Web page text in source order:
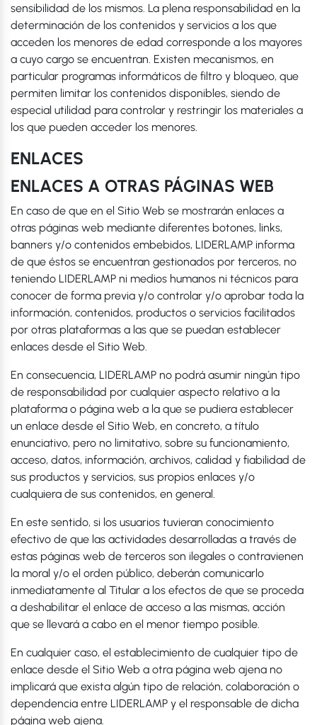
sensibilidad de los mismos. La plena responsabilidad en la
determinación de los contenidos y servicios a los que
acceden los menores de edad corresponde a los mayores
a cuyo cargo se encuentran. Existen mecanismos, en
particular programas informáticos de filtro y bloqueo, que
permiten limitar los contenidos disponibles, siendo de
especial utilidad para controlar y restringir los materiales a
los que pueden acceder los menores.
ENLACES
ENLACES A OTRAS PÁGINAS WEB
En caso de que en el Sitio Web se mostrarán enlaces a
otras páginas web mediante diferentes botones, links,
banners y/o contenidos embebidos, LIDERLAMP informa
de que éstos se encuentran gestionados por terceros, no
teniendo LIDERLAMP ni medios humanos ni técnicos para
conocer de forma previa y/o controlar y/o aprobar toda la
información, contenidos, productos o servicios facilitados
por otras plataformas a las que se puedan establecer
enlaces desde el Sitio Web.
En consecuencia, LIDERLAMP no podrá asumir ningún tipo
de responsabilidad por cualquier aspecto relativo a la
plataforma o página web a la que se pudiera establecer
un enlace desde el Sitio Web, en concreto, a título
enunciativo, pero no limitativo, sobre su funcionamiento,
acceso, datos, información, archivos, calidad y fiabilidad de
sus productos y servicios, sus propios enlaces y/o
cualquiera de sus contenidos, en general.
En este sentido, si los usuarios tuvieran conocimiento
efectivo de que las actividades desarrolladas a través de
estas páginas web de terceros son ilegales o contravienen
la moral y/o el orden público, deberán comunicarlo
inmediatamente al Titular a los efectos de que se proceda
a deshabilitar el enlace de acceso a las mismas, acción
que se llevará a cabo en el menor tiempo posible.
En cualquier caso, el establecimiento de cualquier tipo de
enlace desde el Sitio Web a otra página web ajena no
implicará que exista algún tipo de relación, colaboración o
dependencia entre LIDERLAMP y el responsable de dicha
página web ajena.